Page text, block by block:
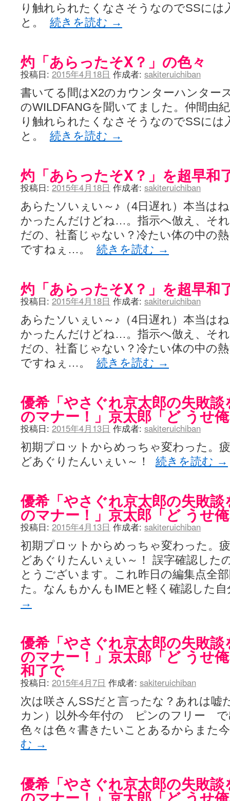
り触れられたくなさそうなのでSSに
と。 続きを読む →
灼「あらったそX？」の色々
投稿日: 2015年4月18日 作成者: sakiteruichiban
書いてる間はX2のカウンターハンター
のWILDFANGを聞いてました。仲間由
り触れられたくなさそうなのでSSに
と。 続きを読む →
灼「あらったそX？」を超早和
投稿日: 2015年4月18日 作成者: sakiteruichiban
あらたソいぇい～♪（4日遅れ）本当は
かったんだけどね…。指示へ倣え、そ
だの、社畜じゃない？冷たい体の中の
ですねぇ…。 続きを読む →
灼「あらったそX？」を超早和
投稿日: 2015年4月18日 作成者: sakiteruichiban
あらたソいぇい～♪（4日遅れ）本当は
かったんだけどね…。指示へ倣え、そ
だの、社畜じゃない？冷たい体の中の
ですねぇ…。 続きを読む →
優希「やさぐれ京太郎の失敗
のマナー！」京太郎「ど うせ
投稿日: 2015年4月13日 作成者: sakiteruichiban
初期プロットからめっちゃ変わった。
どあぐりたんいぇい～！ 続きを読む →
優希「やさぐれ京太郎の失敗
のマナー！」京太郎「ど うせ
投稿日: 2015年4月13日 作成者: sakiteruichiban
初期プロットからめっちゃ変わった。
どあぐりたんいぇい～！ 誤字確認した
とうございます。これ昨日の編集点全
た。なんもかんもIMEと軽く確認した
→
優希「やさぐれ京太郎の失敗
のマナー！」京太郎「ど うせ
和了で
投稿日: 2015年4月7日 作成者: sakiteruichiban
次は咲さんSSだと言ったな？あれは嘘
カン）以外今年付の ピンのフリー で
色々は色々書きたいことあるからまた
む →
優希「やさぐれ京太郎の失敗